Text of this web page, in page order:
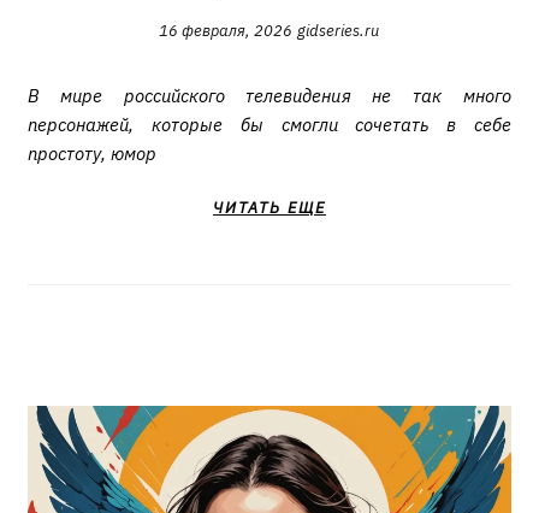
16 февраля, 2026 gidseries.ru
В мире российского телевидения не так много
персонажей, которые бы смогли сочетать в себе
простоту, юмор
ЧИТАТЬ ЕЩЕ